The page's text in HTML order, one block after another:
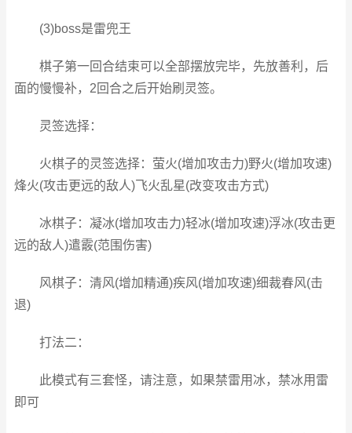
(3)boss是雷兜王
棋子第一回合结束可以全部摆放完毕，先放善利，后
面的慢慢补，2回合之后开始刷灵签。
灵签选择：
火棋子的灵签选择：萤火(增加攻击力)野火(增加攻速)
烽火(攻击更远的敌人)飞火乱星(改变攻击方式)
冰棋子：凝冰(增加攻击力)轻冰(增加攻速)浮冰(攻击更
远的敌人)遣霰(范围伤害)
风棋子：清风(增加精通)疾风(增加攻速)细裁春风(击
退)
打法二：
此模式有三套怪，请注意，如果禁雷用冰，禁冰用雷
即可